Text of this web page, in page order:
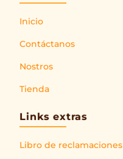
Inicio
Contáctanos
Nostros
Tienda
Links extras
Libro de reclamaciones